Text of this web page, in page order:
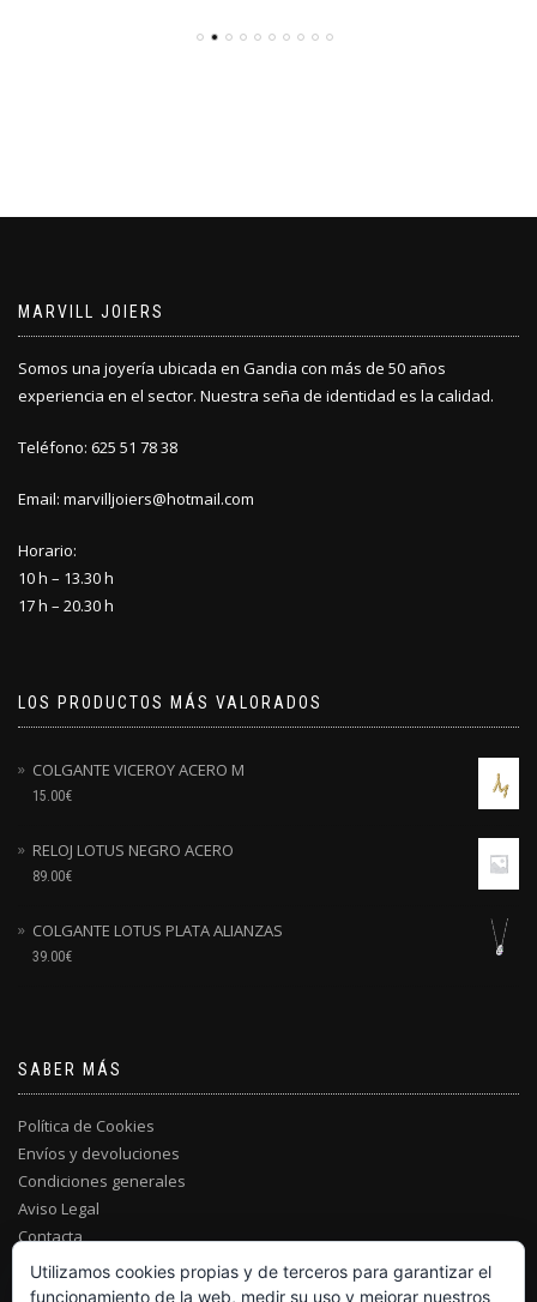
MARVILL JOIERS
Somos una joyería ubicada en Gandia con más de 50 años
experiencia en el sector. Nuestra seña de identidad es la calidad.
Teléfono: 625 51 78 38
Email: marvilljoiers@hotmail.com
Horario:
10 h – 13.30 h
17 h – 20.30 h
LOS PRODUCTOS MÁS VALORADOS
COLGANTE VICEROY ACERO M
15.00€
RELOJ LOTUS NEGRO ACERO
89.00€
COLGANTE LOTUS PLATA ALIANZAS
39.00€
SABER MÁS
Política de Cookies
Envíos y devoluciones
Condiciones generales
Aviso Legal
Contacta
Utilizamos cookies propias y de terceros para garantizar el
funcionamiento de la web, medir su uso y mejorar nuestros